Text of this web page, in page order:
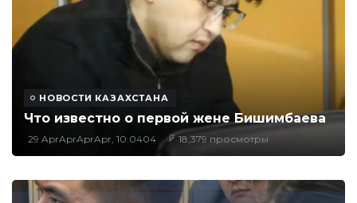
НОВОСТИ КАЗАХСТАНА
Что известно о первой жене Бишимбаева
29 AprAprAprApr, 10:0404 18,379 просмотры